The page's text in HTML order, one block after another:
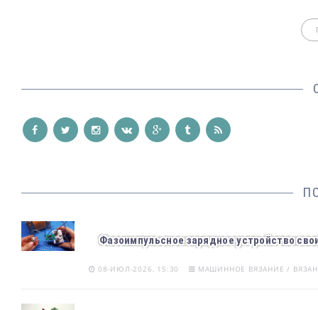
Фазоимпульсное зарядное устройство
08-ИЮЛ-2026, 15:30 МАШИННОЕ ВЯЗАНИЕ /